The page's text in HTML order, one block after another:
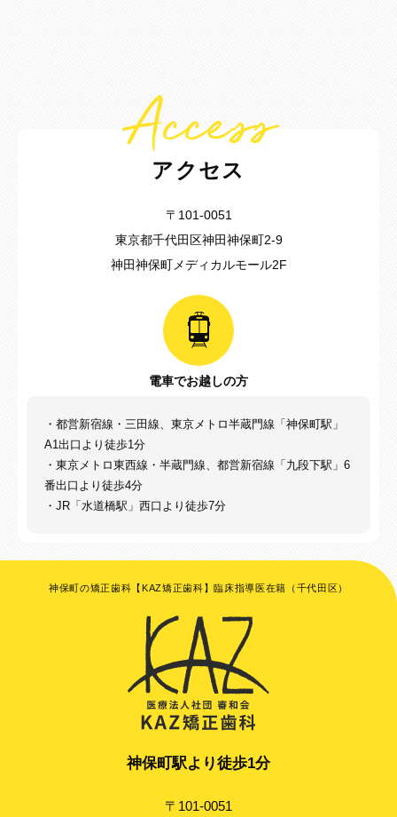
Access
アクセス
〒101-0051
東京都千代田区神田神保町2-9
神田神保町メディカルモール2F
電車でお越しの方
・都営新宿線・三田線、東京メトロ半蔵門線「神保町駅」
A1出口より徒歩1分
・東京メトロ東西線・半蔵門線、都営新宿線「九段下駅」6
番出口より徒歩4分
・JR「水道橋駅」西口より徒歩7分
神保町の矯正歯科【KAZ矯正歯科】臨床指導医在籍（千代田区）
神保町駅より徒歩1分
〒101-0051